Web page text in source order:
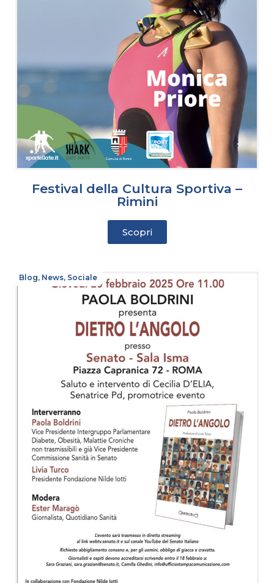
Festival della Cultura Sportiva –
Rimini
Scopri
Blog, News, Sociale